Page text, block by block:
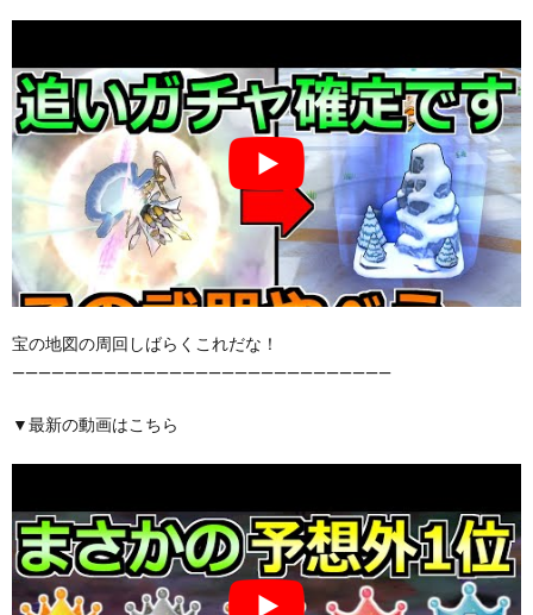
宝の地図の周回しばらくこれだな！
—————————————————————————————
▼最新の動画はこちら